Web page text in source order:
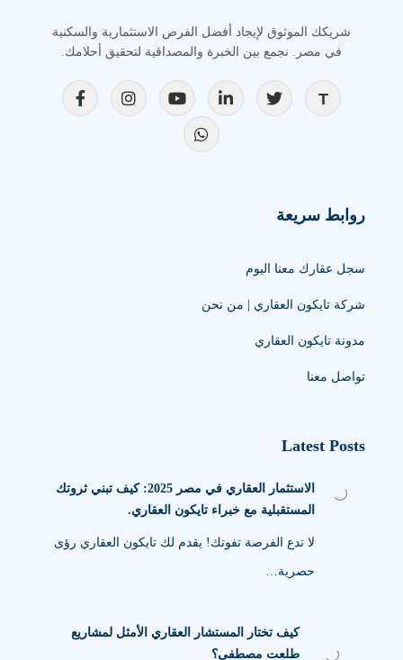
شريكك الموثوق لإيجاد أفضل الفرص الاستثمارية والسكنية
في مصر. نجمع بين الخبرة والمصداقية لتحقيق أحلامك.
روابط سريعة
سجل عقارك معنا اليوم
شركة تايكون العقاري | من نحن
مدونة تايكون العقاري
تواصل معنا
Latest Posts
الاستثمار العقاري في مصر 2025: كيف تبني ثروتك
المستقبلية مع خبراء تايكون العقاري.
لا تدع الفرصة تفوتك! يقدم لك تايكون العقاري رؤى
حصرية…
كيف تختار المستشار العقاري الأمثل لمشاريع
طلعت مصطفى؟